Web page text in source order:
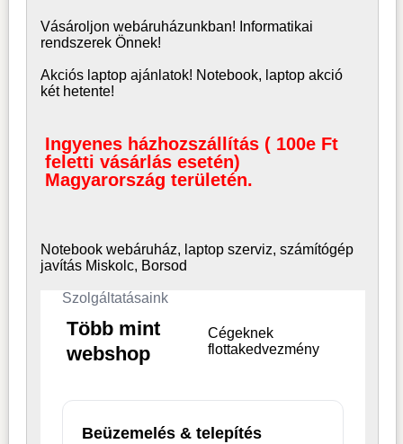
Vásároljonwebáruházunkban! Informatikai
rendszerek Önnek!
Akciós laptop ajánlatok! Notebook, laptop akció
két hetente!
Ingyenes házhozszállítás ( 100e Ft
feletti vásárlás esetén)
Magyarország területén.
Notebook webáruház, laptop szerviz, számítógép
javítás Miskolc, Borsod
Szolgáltatásaink
Több mint
webshop
Cégeknek
flottakedvezmény
Beüzemelés & telepítés